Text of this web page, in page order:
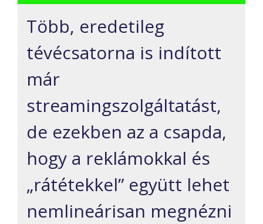
Több, eredetileg
tévécsatorna is indított
már
streamingszolgáltatást,
de ezekben az a csapda,
hogy a reklámokkal és
„rátétekkel” együtt lehet
nemlineárisan megnézni